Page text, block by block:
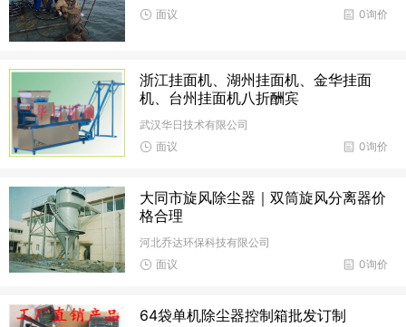
0询价
面议
浙江挂面机、湖州挂面机、金华挂面
机、台州挂面机八折酬宾
武汉华日技术有限公司
0询价
面议
大同市旋风除尘器｜双筒旋风分离器价
格合理
河北乔达环保科技有限公司
0询价
面议
64袋单机除尘器控制箱批发订制